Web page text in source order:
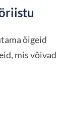
õigeid
mis võivad